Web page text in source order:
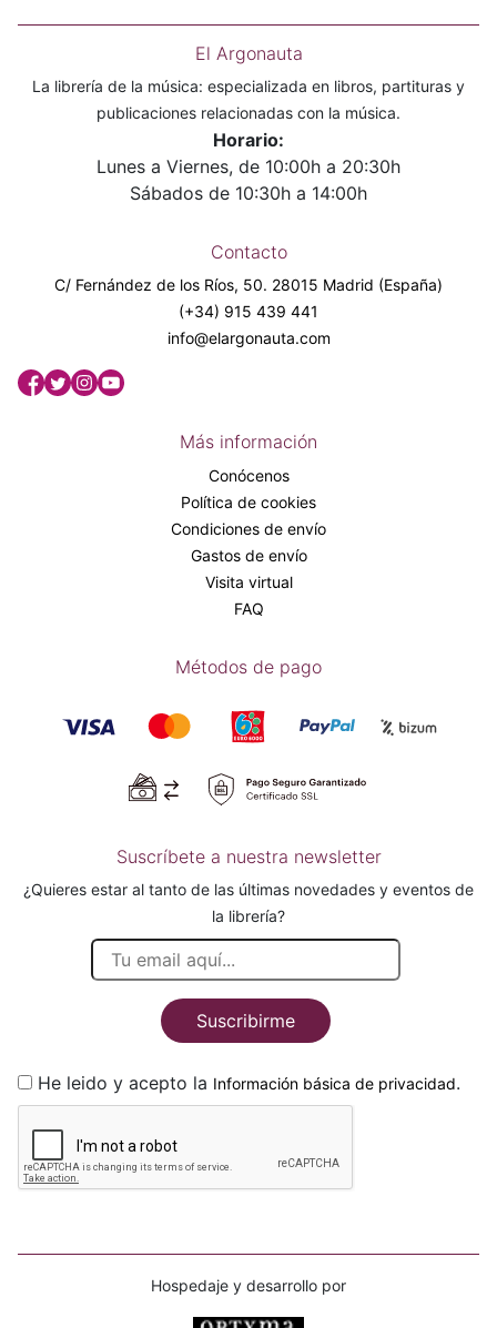
El Argonauta
La librería de la música: especializada en libros, partituras y
publicaciones relacionadas con la música.
Horario:
Lunes a Viernes, de 10:00h a 20:30h
Sábados de 10:30h a 14:00h
Contacto
C/ Fernández de los Ríos, 50. 28015 Madrid (España)
(+34) 915 439 441
info@elargonauta.com
Más información
Conócenos
Política de cookies
Condiciones de envío
Gastos de envío
Visita virtual
FAQ
Métodos de pago
Suscríbete a nuestra newsletter
¿Quieres estar al tanto de las últimas novedades y eventos de
la librería?
Suscribirme
He leido y acepto la Información básica de privacidad.
Hospedaje y desarrollo por